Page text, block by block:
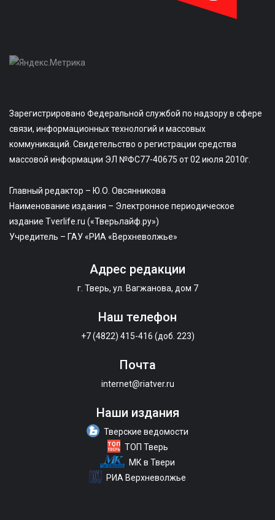
Зарегистрировано Федеральной службой по надзору в сфере
связи, информационных технологий и массовых
коммуникаций. Свидетельство о регистрации средства
массовой информации ЭЛ №ФС77-40675 от 02 июля 2010г.
Главный редактор – Ю.О. Овсянникова
Наименование издания – Электронное периодическое
издание Tverlife.ru («Тверьлайф.ру»)
Учредитель – ГАУ «РИА «Верхневолжье»
Адрес редакции
г. Тверь, ул. Вагжанова, дом 7
Наш телефон
+7 (4822) 415-416 (доб. 223)
Почта
internet@riatver.ru
Наши издания
Тверские ведомости
ТОП Тверь
МК в Твери
РИА Верхневолжье